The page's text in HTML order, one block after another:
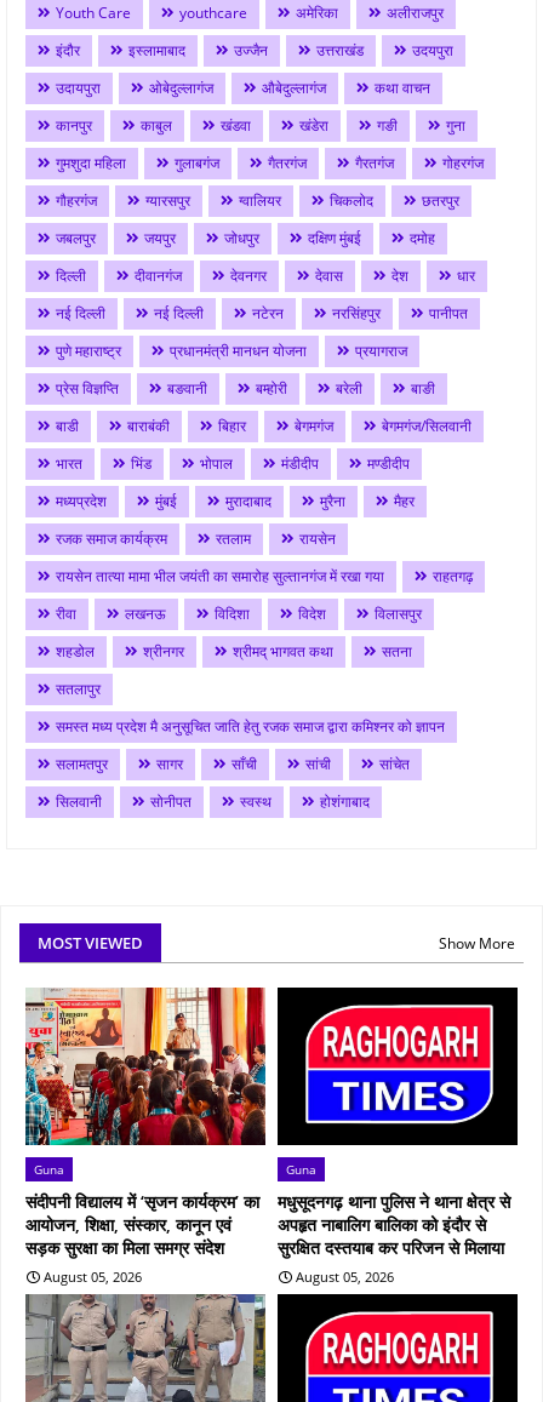
Youth Care
youthcare अमेरिका
अलीराजपुर
इंदौर
इस्लामाबाद उज्जैन उत्तराखंड
उदयपुरा
उदायपुरा
ओबेदुल्लागंज औबेदुल्लागंज
कथा वाचन
कानपुर
काबुल खंडवा खंडेरा गङी
गुना
गुमशुदा महिला
गुलाबगंज गैतरगंज गैरतगंज
गोहरगंज
गौहरगंज
ग्यारसपुर ग्वालियर चिकलोद
छतरपुर
जबलपुर
जयपुर जोधपुर दक्षिण मुंबई
दमोह
दिल्ली
दीवानगंज देवनगर देवास देश
धार
नई दिल्ली
नई दिल्ली नटेरन नरसिंहपुर
पानीपत
पुणे महाराष्ट्र
प्रधानमंत्री मानधन योजना
प्रयागराज
प्रेस विज्ञप्ति
बङवानी बम्होरी बरेली
बाङी
बाडी
बाराबंकी बिहार बेगमगंज
बेगमगंज/सिलवानी
भारत
भिंड भोपाल मंडीदीप
मण्डीदीप
मध्यप्रदेश
मुंबई मुरादाबाद मुरैना
मैहर
रजक समाज कार्यक्रम
रतलाम
रायसेन
रायसेन तात्या मामा भील जयंती का समारोह सुल्तानगंज में रखा गया
राहतगढ़
रीवा
लखनऊ विदिशा विदेश
विलासपुर
शहडोल
श्रीनगर श्रीमद् भागवत कथा
सतना
सतलापुर
समस्त मध्य प्रदेश मै अनुसूचित जाति हेतु रजक समाज द्वारा कमिश्नर को ज्ञापन
सलामतपुर
सागर साँची सांची
सांचेत
सिलवानी
सोनीपत स्वस्थ होशंगाबाद
MOST VIEWED Show More
Guna
संदीपनी विद्यालय में ‘सृजन कार्यक्रम’ का
आयोजन, शिक्षा, संस्कार, कानून एवं
सड़क सुरक्षा का मिला समग्र संदेश
August 05, 2026
Guna
मधुसूदनगढ़ थाना पुलिस ने थाना क्षेत्र से
अपहृत नाबालिग बालिका को इंदौर से
सुरक्षित दस्तयाब कर परिजन से मिलाया
August 05, 2026